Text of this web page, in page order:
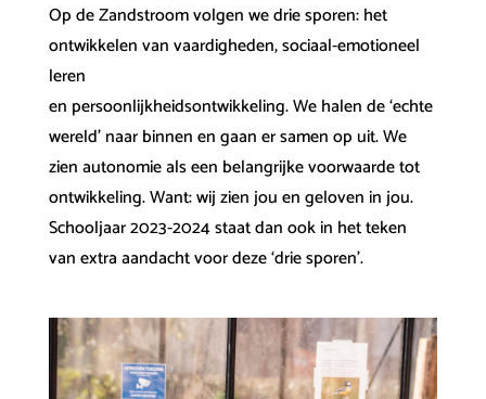
Op de Zandstroom volgen we drie sporen: het
ontwikkelen van vaardigheden, sociaal-emotioneel
leren
en persoonlijkheidsontwikkeling. We halen de ‘echte
wereld’ naar binnen en gaan er samen op uit. We
zien autonomie als een belangrijke voorwaarde tot
ontwikkeling. Want: wij zien jou en geloven in jou.
Schooljaar 2023-2024 staat dan ook in het teken
van extra aandacht voor deze ‘drie sporen’.